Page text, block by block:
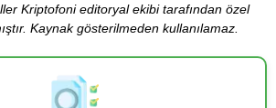
Kriptofoni editoryal ekibi tarafından özel
Kaynak gösterilmeden kullanılamaz.